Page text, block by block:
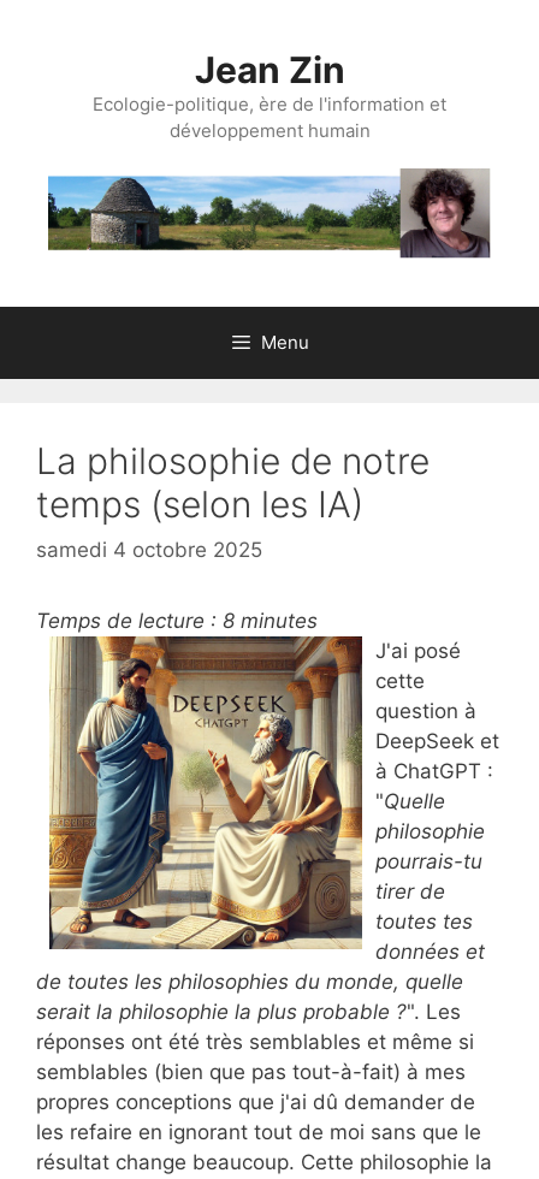
Jean Zin
Ecologie-politique, ère de l'information et
développement humain
Menu
La philosophie de notre
temps (selon les IA)
samedi 4 octobre 2025
Temps de lecture : 8 minutes
J'ai posé
cette
question à
DeepSeek et
à ChatGPT :
"Quelle
philosophie
pourrais-tu
tirer de
toutes tes
données et
de toutes les philosophies du monde, quelle
serait la philosophie la plus probable ?". Les
réponses ont été très semblables et même si
semblables (bien que pas tout-à-fait) à mes
propres conceptions que j'ai dû demander de
les refaire en ignorant tout de moi sans que le
résultat change beaucoup. Cette philosophie la